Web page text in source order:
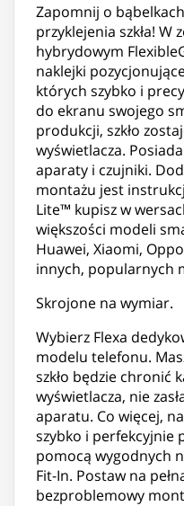
Zapomnij o
przyklejenia szkła! W
hybrydowym
naklejki
których szybko i
do ekranu swojego
produkcji, szkło
wyświetlacza.
aparaty i czujniki.
montażu jest
Lite™ kupisz w
większości modeli
Huawei, Xiaomi,
innych, popularnych
Skrojone na wymiar.
Wybierz Flexa
modelu telefonu.
szkło będzie chronić
wyświetlacza, nie
aparatu. Co więcej,
szybko i perfekcyjnie
pomocą wygodnych
Fit-In. Postaw na
bezproblemowy